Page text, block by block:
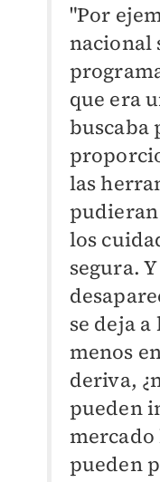
"Por
nacional
que era
buscaba
las
los
segura.
se deja
menos
deriva,
pueden
pueden